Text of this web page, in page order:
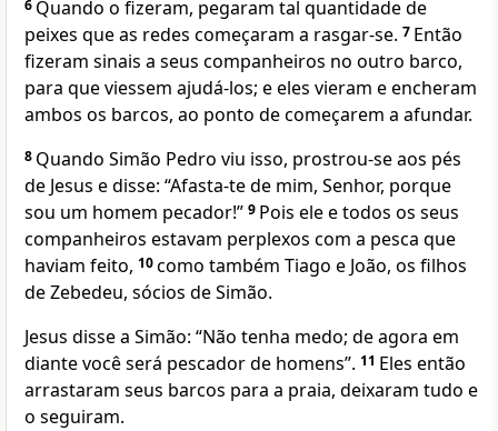
6 Quando o fizeram, pegaram tal quantidade de
peixes que as redes começaram a rasgar-se. 7 Então
fizeram sinais a seus companheiros no outro barco,
para que viessem ajudá-los; e eles vieram e encheram
ambos os barcos, ao ponto de começarem a afundar.
8 Quando Simão Pedro viu isso, prostrou-se aos pés
de Jesus e disse: “Afasta-te de mim, Senhor, porque
sou um homem pecador!” 9 Pois ele e todos os seus
companheiros estavam perplexos com a pesca que
haviam feito, 10como também Tiago e João, os filhos
de Zebedeu, sócios de Simão.
Jesus disse a Simão: “Não tenha medo; de agora em
diante você será pescador de homens”. 11 Eles então
arrastaram seus barcos para a praia, deixaram tudo e
o seguiram.